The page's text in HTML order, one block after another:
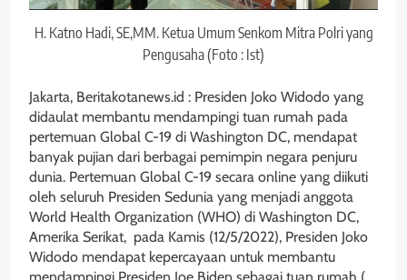
H. Katno Hadi, SE,MM. Ketua Umum Senkom Mitra Polri yang
Pengusaha (Foto : Ist)
Jakarta, Beritakotanews.id : Presiden Joko Widodo yang
didaulat membantu mendampingi tuan rumah pada
pertemuan Global C-19 di Washington DC, mendapat
banyak pujian dari berbagai pemimpin negara penjuru
dunia. Pertemuan Global C-19 secara online yang diikuti
oleh seluruh Presiden Sedunia yang menjadi anggota
World Health Organization (WHO) di Washington DC,
Amerika Serikat, pada Kamis (12/5/2022), Presiden Joko
Widodo mendapat kepercayaan untuk membantu